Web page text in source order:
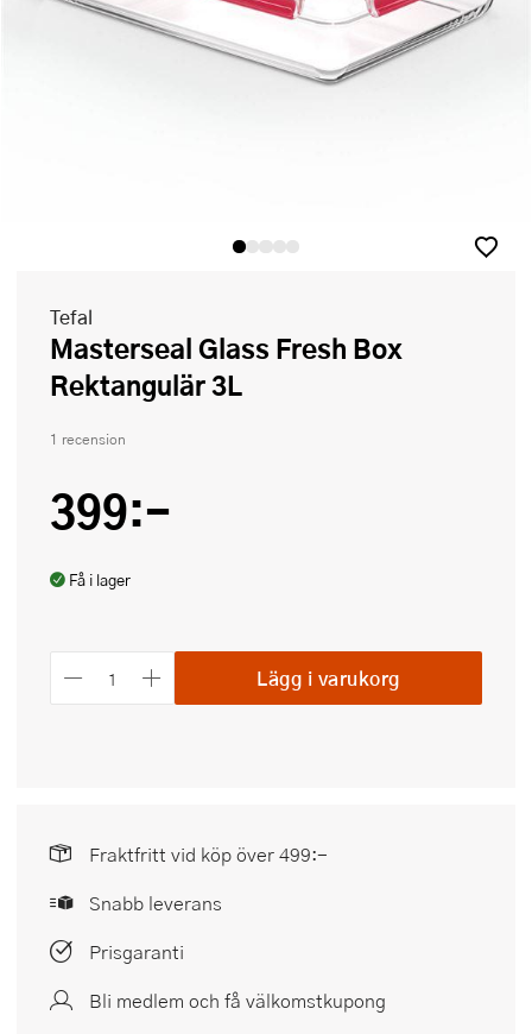
Tefal
Masterseal Glass Fresh Box
Rektangulär 3L
1 recension
399:-
Få i lager
Lägg i varukorg
Fraktfritt vid köp över 499:-
Snabb leverans
Prisgaranti
Bli medlem och få välkomstkupong